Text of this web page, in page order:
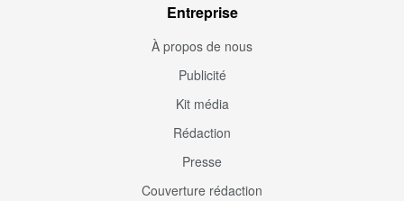
Entreprise
À propos de nous
Publicité
Kit média
Rédaction
Presse
Couverture rédaction